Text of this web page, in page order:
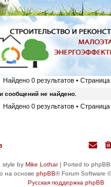
Поиск Активные темы
поиску
Найдено 0 результатов • Страница
сообщений не найдено.
Найдено 0 результатов • Страница
style by Mike Lothar| Ported to
на основе phpBB® Forum Software
Русская поддержка phpBB